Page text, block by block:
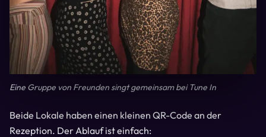
Eine Gruppe von Freunden singt gemeinsam bei Tune In
Beide Lokale haben einen kleinen QR-Code an der
Rezeption. Der Ablauf ist einfach: